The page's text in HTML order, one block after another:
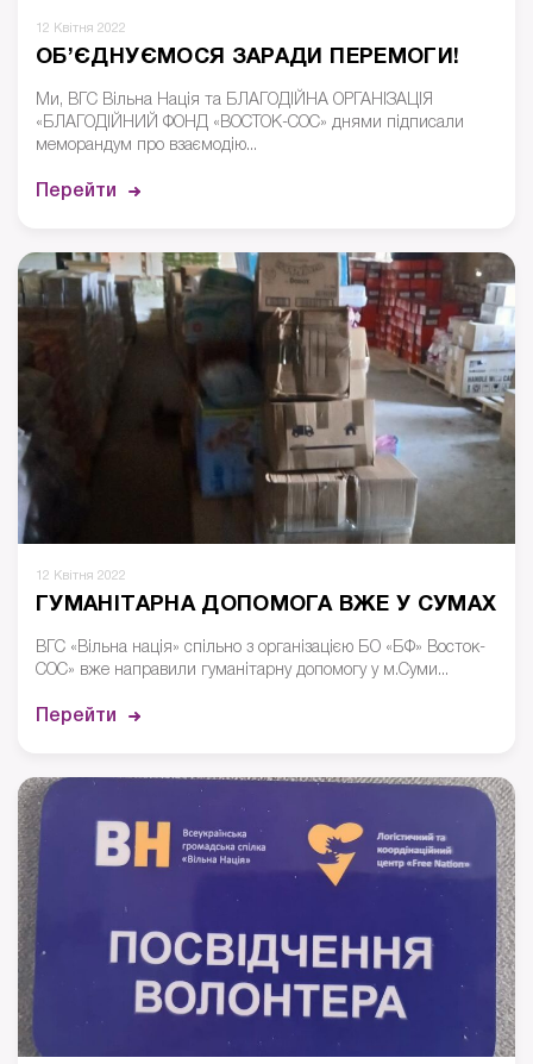
12 Квітня 2022
ОБ’ЄДНУЄМОСЯ ЗАРАДИ ПЕРЕМОГИ!
Ми, ВГС Вільна Нація та БЛАГОДІЙНА ОРГАНІЗАЦІЯ
«БЛАГОДІЙНИЙ ФОНД «ВОСТОК-СОС» днями підписали
меморандум про взаємодію...
Перейти
12 Квітня 2022
ГУМАНІТАРНА ДОПОМОГА ВЖЕ У СУМАХ
ВГС «Вільна нація» спільно з організацією БО «БФ» Восток-
СОС» вже направили гуманітарну допомогу у м.Суми...
Перейти